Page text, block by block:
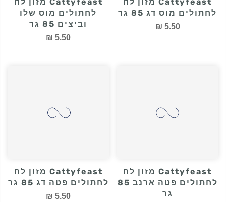
Cattyfeast מזון לח
Cattyfeast מזון לח
לחתולים מוס שלו